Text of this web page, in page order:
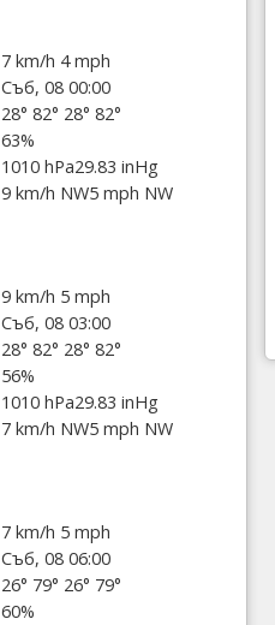
7 km/h 4 mph
Съб, 08 00:00
28° 82° 28° 82°
63%
1010 hPa29.83 inHg
9 km/h NW5 mph NW
9 km/h 5 mph
Съб, 08 03:00
28° 82° 28° 82°
56%
1010 hPa29.83 inHg
7 km/h NW5 mph NW
7 km/h 5 mph
Съб, 08 06:00
26° 79° 26° 79°
60%